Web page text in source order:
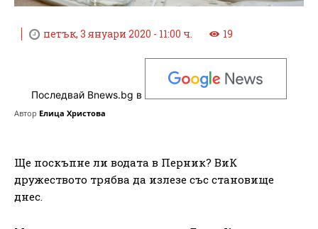
петък, 3 януари 2020 - 11:00 ч. 19
Последвай Bnews.bg в
Автор Елица Христова
Ще поскъпне ли водата в Перник? ВиК
дружеството трябва да излезе със становище
днес.